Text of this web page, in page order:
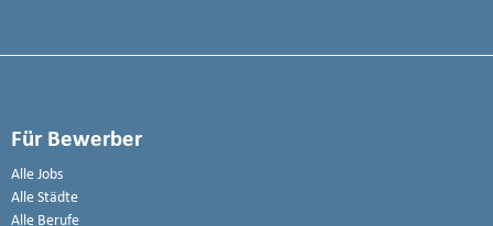
Für Bewerber
Alle Jobs
Alle Städte
Alle Berufe